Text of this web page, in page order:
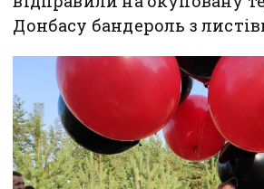
Донбасу бандероль з